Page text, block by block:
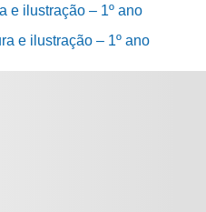
e ilustração – 1º ano
e ilustração – 1º ano